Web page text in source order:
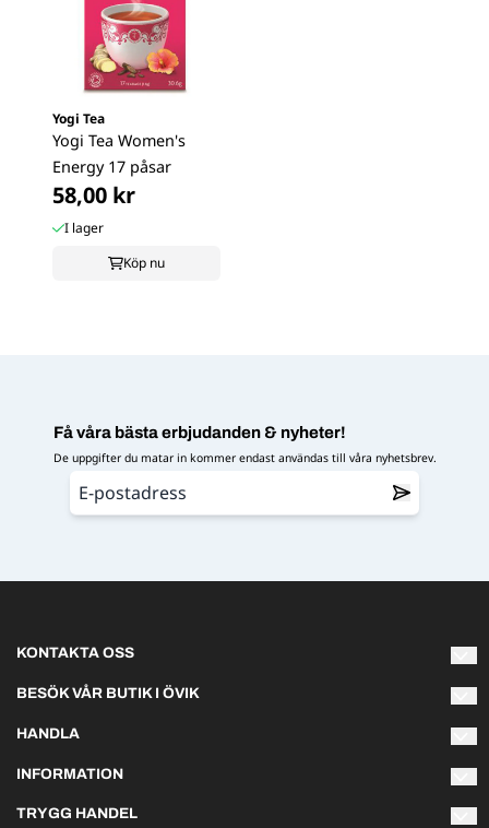
Yogi Tea
Yogi Tea Women's
Energy 17 påsar
58,00 kr
I lager
Köp nu
Få våra bästa erbjudanden & nyheter!
De uppgifter du matar in kommer endast användas till våra nyhetsbrev.
KONTAKTA OSS
Varmt välkommen att kontakta oss om du har några frågor!
info@naturliganorrland.se
Telefon 073-141 75 03
BESÖK VÅR BUTIK I ÖVIK
891 38 Örnsköldsvik
Sommartider:
HANDLA
Villkor
Kontakta oss
INFORMATION
Om oss
TRYGG HANDEL